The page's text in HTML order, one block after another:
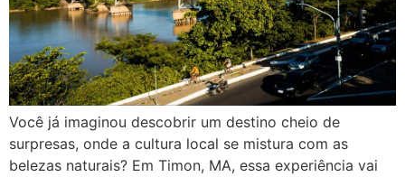
Você já imaginou descobrir um destino cheio de
surpresas, onde a cultura local se mistura com as
belezas naturais? Em Timon, MA, essa experiência vai